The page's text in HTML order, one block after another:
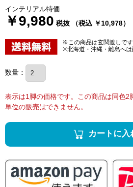
インテリアル特価
￥9,980 税抜 （税込 ￥10,978）
※この商品は玄関渡しです
※北海道・沖縄・離島へ
数量：
表示は1脚の価格です。この商品は同色2
単位の販売はできません。
カートに入